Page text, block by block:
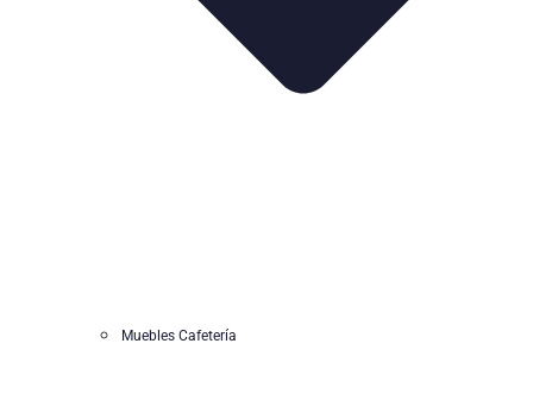
Muebles Cafetería